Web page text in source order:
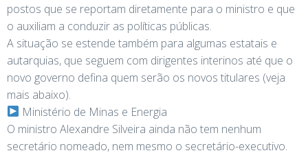
postos que se reportam diretamente para o ministro e que
o auxiliam a conduzir as políticas públicas.
A situação se estende também para algumas estatais e
autarquias, que seguem com dirigentes interinos até que o
novo governo defina quem serão os novos titulares (veja
mais abaixo).
Ministério de Minas e Energia
O ministro Alexandre Silveira ainda não tem nenhum
secretário nomeado, nem mesmo o secretário-executivo.